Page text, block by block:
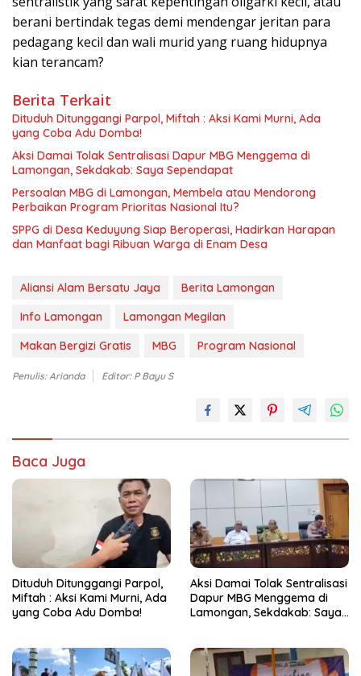
berani bertindak tegas demi mendengar jeritan para
pedagang kecil dan wali murid yang ruang hidupnya
kian terancam?
Berita Terkait
Dituduh Ditunggangi Parpol, Miftah : Aksi Kami Murni, Ada
yang Coba Adu Domba!
Aksi Damai Tolak Sentralisasi Dapur MBG Menggema di
Lamongan, Sekdakab: Saya Sependapat
Persoalan MBG di Lamongan, Membela atau Mendorong
Perbaikan Program Prioritas Nasional Itu?
SPPG di Desa Keduyung Siap Beroperasi, Hadirkan Harapan
dan Manfaat bagi Ribuan Warga di Enam Desa
Aliansi Alam Bersatu Jaya
Berita Lamongan
Info Lamongan
Lamongan Megilan
Makan Bergizi Gratis
MBG Program Nasional
Penulis: Arianda Editor: P Bayu S
Baca Juga
Dituduh Ditunggangi Parpol,
Miftah : Aksi Kami Murni, Ada
yang Coba Adu Domba!
Aksi Damai Tolak Sentralisasi
Dapur MBG Menggema di
Lamongan, Sekdakab: Saya